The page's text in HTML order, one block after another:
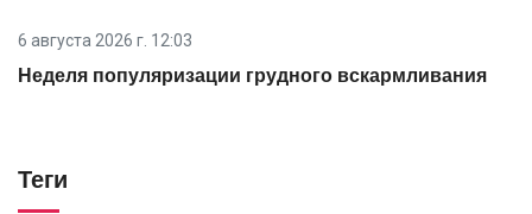
6 августа 2026 г. 12:03
Неделя популяризации грудного вскармливания
Теги